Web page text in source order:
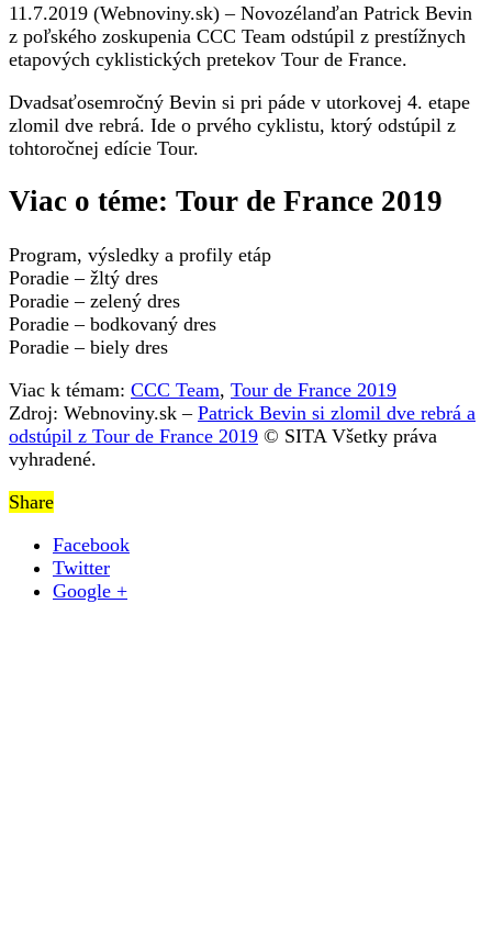
odstúpil
z
Tour
France
2019
11.7.2019 (Webnoviny.sk) – Novozélanďan Patrick Bevin
z poľského zoskupenia CCC Team odstúpil z prestížnych
etapových cyklistických pretekov Tour de France.
Dvadsaťosemročný Bevin si pri páde v utorkovej 4. etape
zlomil dve rebrá. Ide o prvého cyklistu, ktorý odstúpil z
tohtoročnej edície Tour.
Viac o téme: Tour de France 2019
Program, výsledky a profily etáp
Poradie – žltý dres
Poradie – zelený dres
Poradie – bodkovaný dres
Poradie – biely dres
Viac k témam: CCC Team, Tour de France 2019
Zdroj: Webnoviny.sk – Patrick Bevin si zlomil dve rebrá a
odstúpil z Tour de France 2019 © SITA Všetky práva
vyhradené.
Share
Facebook
Twitter
Google +